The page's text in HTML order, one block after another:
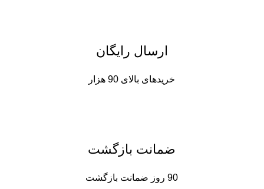
ارسال رایگان
خریدهای بالای 90 هزار
ضمانت بازگشت
90 روز ضمانت بازگشت